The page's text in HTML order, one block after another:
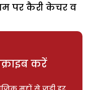
पर कैरी केचर व
करें